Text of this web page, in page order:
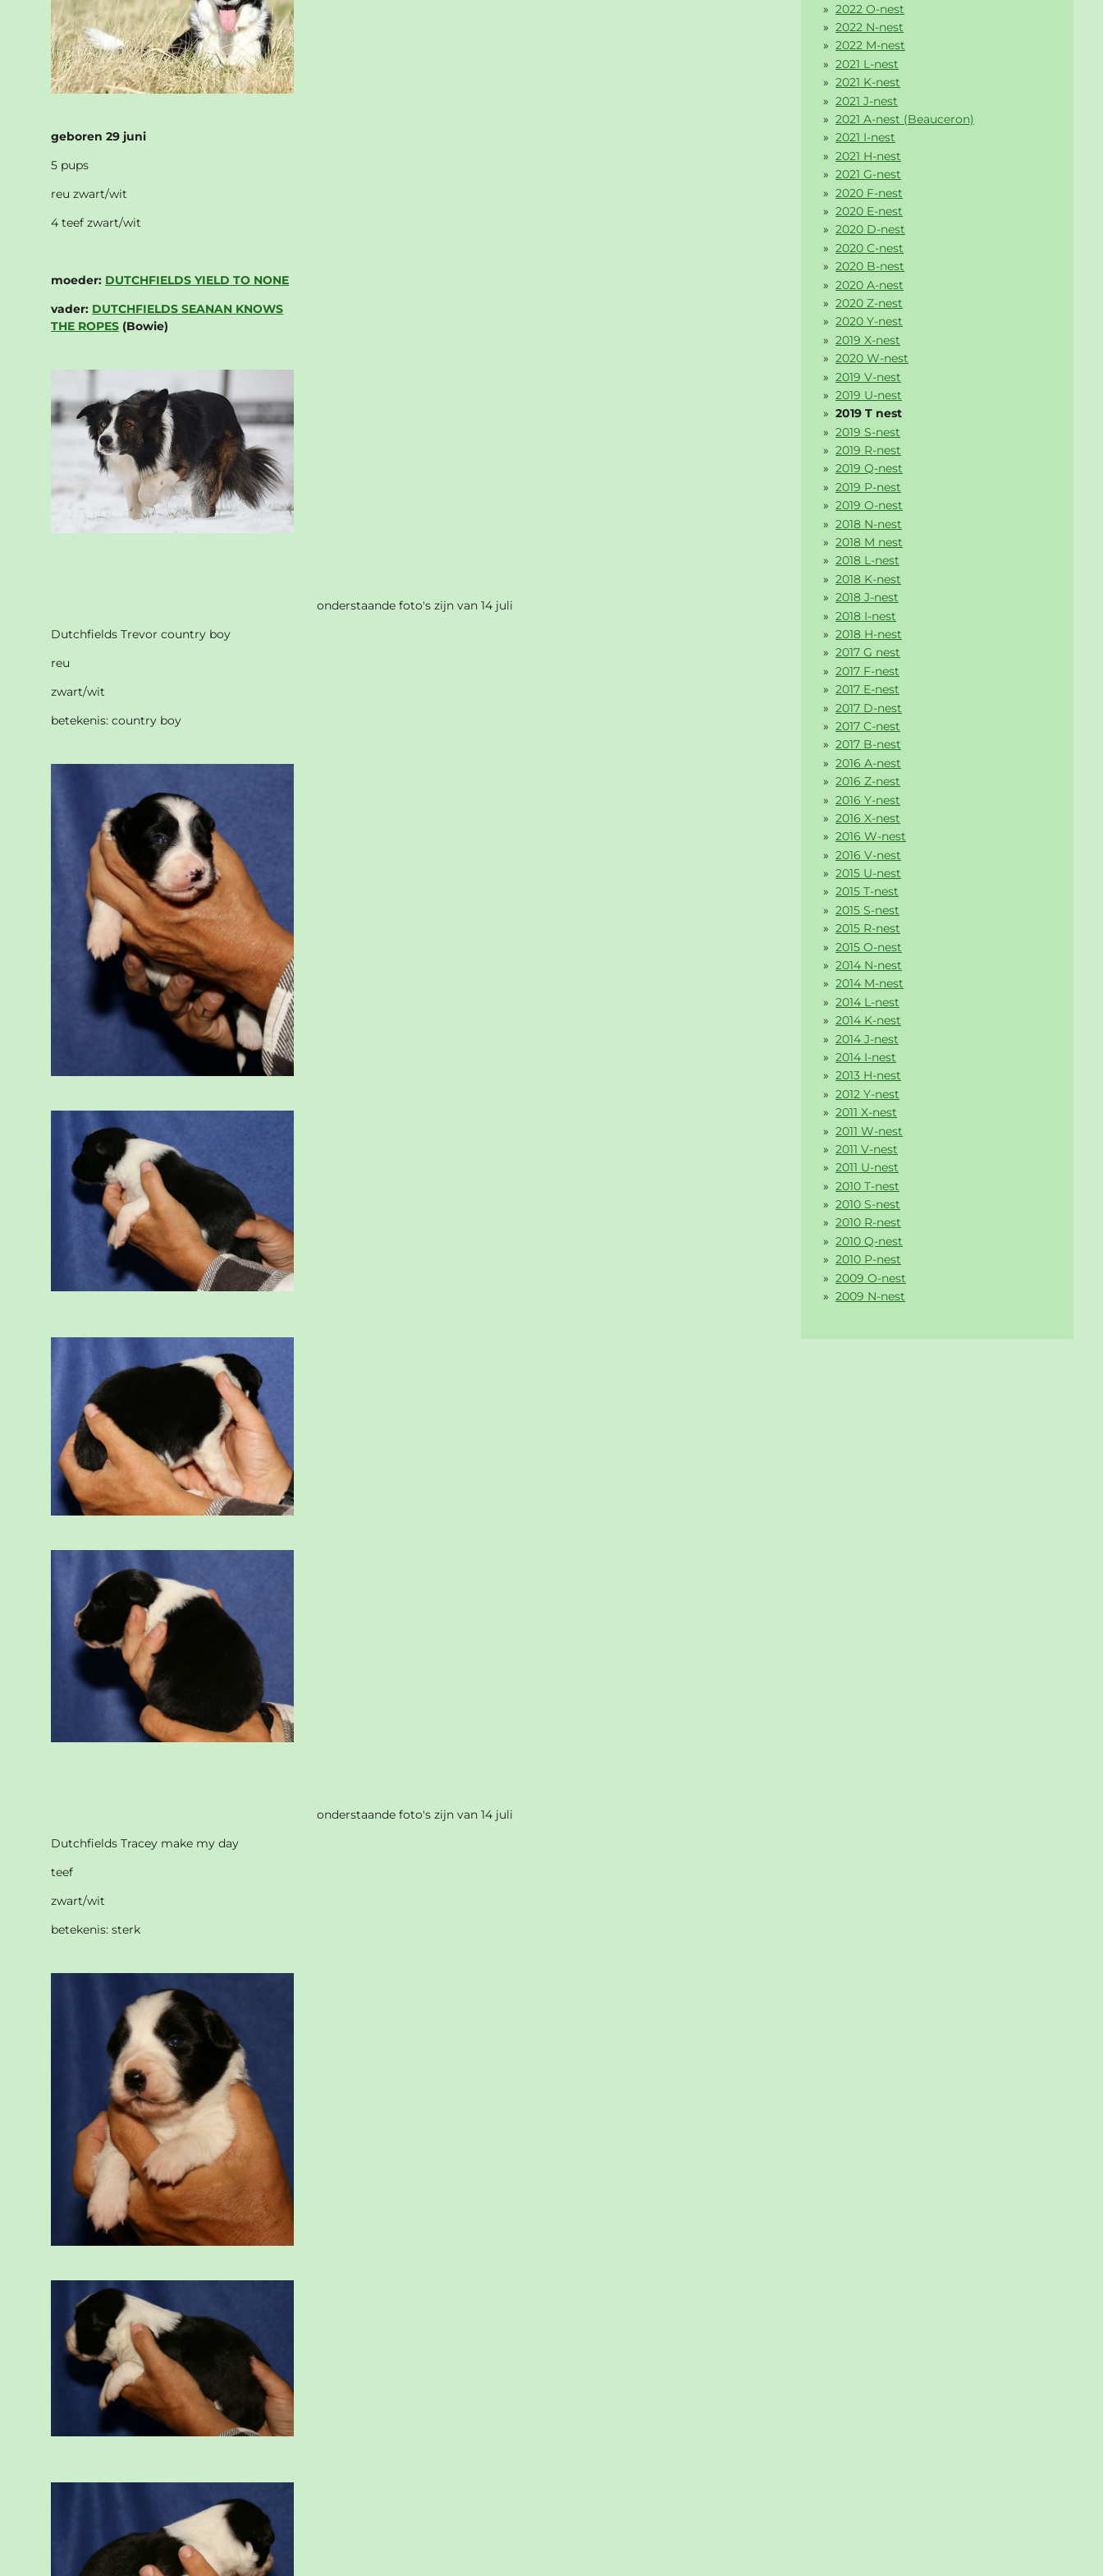
geboren 29 juni
5 pups
reu zwart/wit
4 teef zwart/wit
moeder: DUTCHFIELDS YIELD TO NONE
vader: DUTCHFIELDS SEANAN KNOWS
THE ROPES (Bowie)
onderstaande foto's zijn van 14 juli
Dutchfields Trevor country boy
reu
zwart/wit
betekenis: country boy
onderstaande foto's zijn van 14 juli
Dutchfields Tracey make my day
teef
zwart/wit
betekenis: sterk
2022 O-nest
2022 N-nest
2022 M-nest
2021 L-nest
2021 K-nest
2021 J-nest
2021 A-nest (Beauceron)
2021 I-nest
2021 H-nest
2021 G-nest
2020 F-nest
2020 E-nest
2020 D-nest
2020 C-nest
2020 B-nest
2020 A-nest
2020 Z-nest
2020 Y-nest
2019 X-nest
2020 W-nest
2019 V-nest
2019 U-nest
2019 T nest
2019 S-nest
2019 R-nest
2019 Q-nest
2019 P-nest
2019 O-nest
2018 N-nest
2018 M nest
2018 L-nest
2018 K-nest
2018 J-nest
2018 I-nest
2018 H-nest
2017 G nest
2017 F-nest
2017 E-nest
2017 D-nest
2017 C-nest
2017 B-nest
2016 A-nest
2016 Z-nest
2016 Y-nest
2016 X-nest
2016 W-nest
2016 V-nest
2015 U-nest
2015 T-nest
2015 S-nest
2015 R-nest
2015 O-nest
2014 N-nest
2014 M-nest
2014 L-nest
2014 K-nest
2014 J-nest
2014 I-nest
2013 H-nest
2012 Y-nest
2011 X-nest
2011 W-nest
2011 V-nest
2011 U-nest
2010 T-nest
2010 S-nest
2010 R-nest
2010 Q-nest
2010 P-nest
2009 O-nest
2009 N-nest